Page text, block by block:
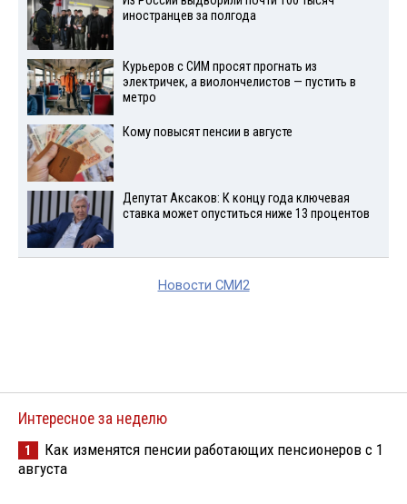
иностранцев за полгода
Курьеров с СИМ просят прогнать из
электричек, а виолончелистов — пустить в
метро
Кому повысят пенсии в августе
Депутат Аксаков: К концу года ключевая
ставка может опуститься ниже 13 процентов
Новости СМИ2
Интересное за неделю
1
Как изменятся пенсии работающих пенсионеров с 1
августа